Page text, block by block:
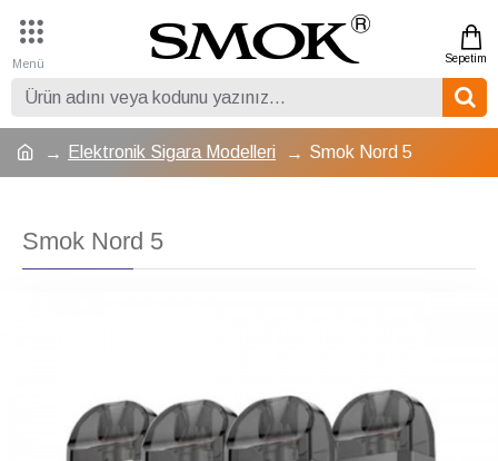
Elektronik Sigara Modelleri Smok Nord 5
Smok Nord 5